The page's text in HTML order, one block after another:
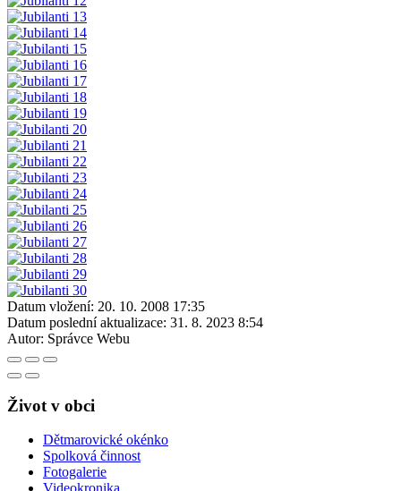
Datum vložení: 20. 10. 2008 17:35
Datum poslední aktualizace: 31. 8. 2023 8:54
Autor: Správce Webu
Život v obci
Dětmarovické okénko
Spolková činnost
Fotogalerie